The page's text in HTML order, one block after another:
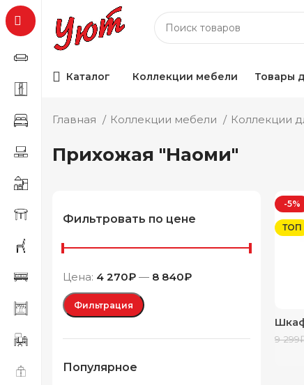
Каталог Коллекции мебели Товары
Главная Коллекции мебели Коллекции
Прихожая "Наоми"
Фильтровать по цене
Фильтрация
Цена: 4 270₽ — 8 840₽
Популярное
-5%
ТОП
ШК-
9 299